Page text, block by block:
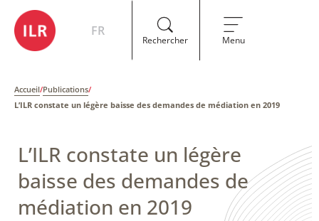
FR
Rechercher Menu
Accueil/Publications/
L’ILR constate un légère baisse des demandes de médiation en 2019
L’ILR constate un légère
baisse des demandes de
médiation en 2019